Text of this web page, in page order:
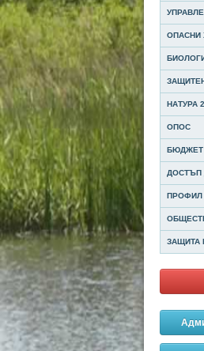
ОПАСНИ
НАТУРА
ОПОС
БЮДЖЕТ
ДОСТЪП
ПРОФИЛ
ЗАЩИТА